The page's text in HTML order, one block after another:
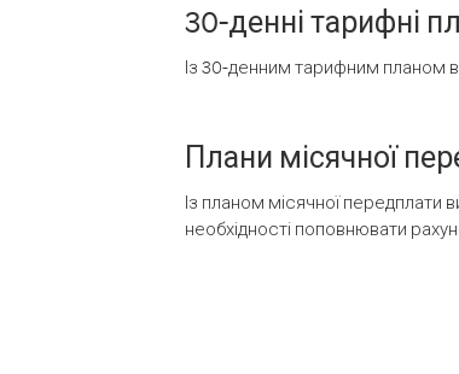
30-денні тарифні
Із 30-денним тарифним планом
Плани місячної
Із планом місячної передплати
необхідності поповнювати